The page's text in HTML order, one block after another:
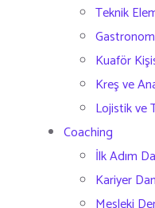
Teknik
Kuaför
Kreş ve
Lojistik ve
Coaching
İlk Adım
Kariyer